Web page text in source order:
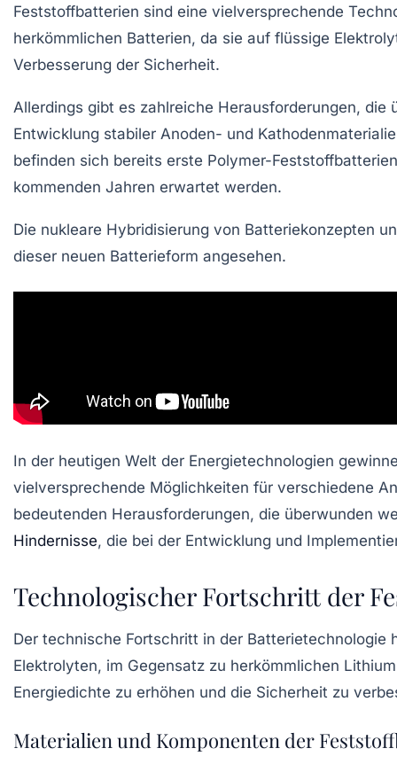
Feststoffbatterien sind eine vielversprechende
herkömmlichen Batterien, da sie auf flüssige
Verbesserung der Sicherheit.
Allerdings gibt es zahlreiche Herausforderungen, die
Entwicklung stabiler Anoden- und
befinden sich bereits erste Polymer-Feststoffbatterien
kommenden Jahren erwartet werden.
Die nukleare Hybridisierung von Batteriekonzepten
dieser neuen Batterieform angesehen.
In der heutigen Welt der Energietechnologien
vielversprechende Möglichkeiten für verschiedene
bedeutenden Herausforderungen, die überwunden
Hindernisse, die bei der Entwicklung und
Technologischer Fortschritt der
Der technische Fortschritt in der
Elektrolyten, im Gegensatz zu herkömmlichen
Energiedichte zu erhöhen und die Sicherheit zu
Materialien und Komponenten der